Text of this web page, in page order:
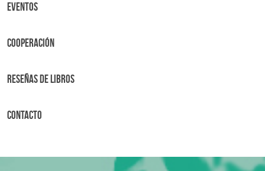
Eventos
Cooperación
Reseñas de libros
Contacto